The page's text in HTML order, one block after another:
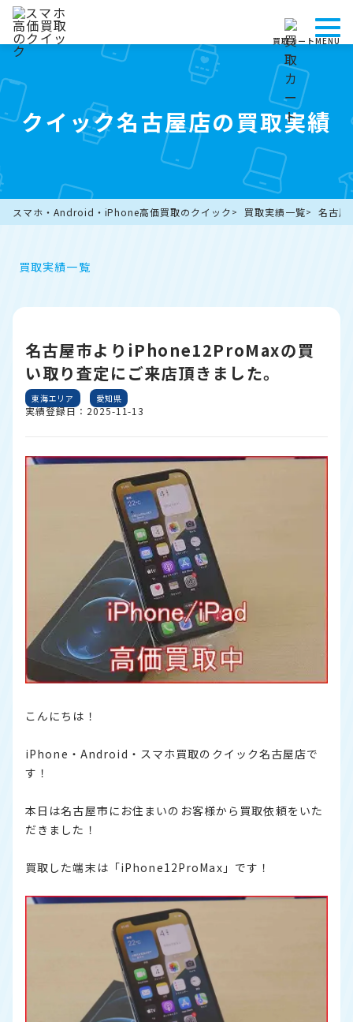
買取カートMENU
クイック名古屋店の買取実績
スマホ・Android・iPhone高価買取のクイック 買取実績一覧 名古屋
買取実績一覧
名古屋市よりiPhone12ProMaxの買
い取り査定にご来店頂きました。
東海エリア 愛知県
実績登録日：2025-11-13
こんにちは！
iPhone・Android・スマホ買取のクイック名古屋店で
す！
本日は名古屋市にお住まいのお客様から買取依頼をいた
だきました！
買取した端末は「iPhone12ProMax」です！